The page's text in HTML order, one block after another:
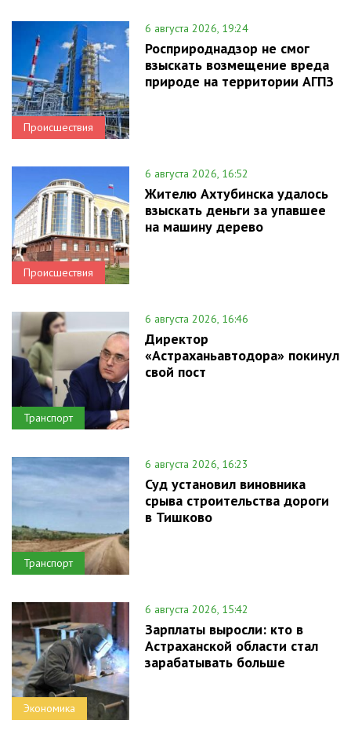
Происшествия
6 августа 2026, 19:24
Росприроднадзор не смог
взыскать возмещение вреда
природе на территории АГПЗ
Происшествия
6 августа 2026, 16:52
Жителю Ахтубинска удалось
взыскать деньги за упавшее
на машину дерево
Транспорт
6 августа 2026, 16:46
Директор
«Астраханьавтодора» покинул
свой пост
Транспорт
6 августа 2026, 16:23
Суд установил виновника
срыва строительства дороги
в Тишково
Экономика
6 августа 2026, 15:42
Зарплаты выросли: кто в
Астраханской области стал
зарабатывать больше